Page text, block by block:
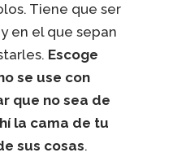
Tiene que ser
en el que sepan
Escoge
se use con
que no sea de
la cama de tu
sus cosas.